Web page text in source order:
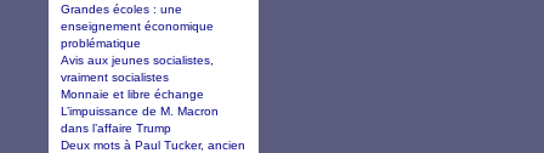
Grandes écoles : une
enseignement économique
problématique
Avis aux jeunes socialistes,
vraiment socialistes
Monnaie et libre échange
L’impuissance de M. Macron
dans l’affaire Trump
Deux mots à Paul Tucker, ancien